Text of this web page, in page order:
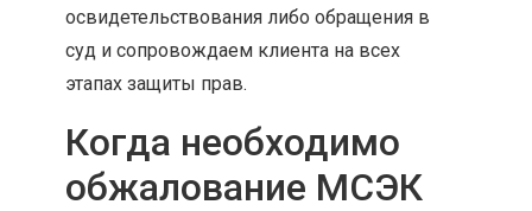
освидетельствования либо обращения в
суд и сопровождаем клиента на всех
этапах защиты прав.
Когда необходимо
обжалование МСЭК